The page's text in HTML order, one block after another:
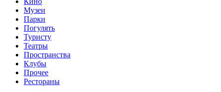
Музеи
Парки
Погулять
Туристу
Театры
Пространства
Клубы
Прочее
Рестораны